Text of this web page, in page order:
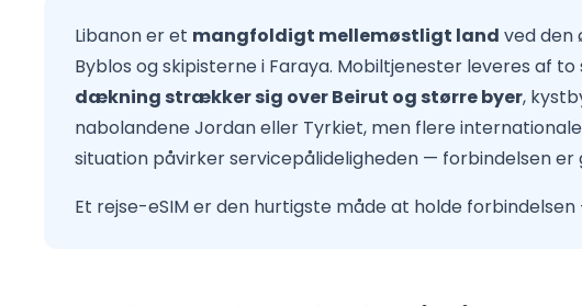
Libanon er et mangfoldigt mellemøstligt land ved den
Byblos og skipisterne i Faraya. Mobiltjenester leveres af
dækning strækker sig over Beirut og større byer,
nabolandene Jordan eller Tyrkiet, men flere
situation påvirker servicepålideligheden — forbindelsen
Et rejse-eSIM er den hurtigste måde at holde